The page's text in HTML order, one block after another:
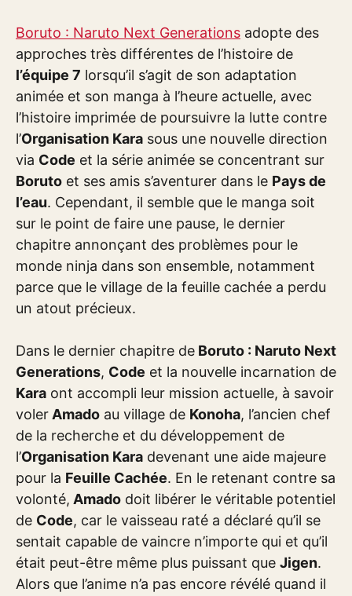
Boruto : Naruto Next Generations adopte des
approches très différentes de l’histoire de
l’équipe 7 lorsqu’il s’agit de son adaptation
animée et son manga à l’heure actuelle, avec
l’histoire imprimée de poursuivre la lutte contre
l’Organisation Kara sous une nouvelle direction
via Code et la série animée se concentrant sur
Boruto et ses amis s’aventurer dans le Pays de
l’eau. Cependant, il semble que le manga soit
sur le point de faire une pause, le dernier
chapitre annonçant des problèmes pour le
monde ninja dans son ensemble, notamment
parce que le village de la feuille cachée a perdu
un atout précieux.
Dans le dernier chapitre de Boruto : Naruto Next
Generations, Code et la nouvelle incarnation de
Kara ont accompli leur mission actuelle, à savoir
voler Amado au village de Konoha, l’ancien chef
de la recherche et du développement de
l’Organisation Kara devenant une aide majeure
pour la Feuille Cachée. En le retenant contre sa
volonté, Amado doit libérer le véritable potentiel
de Code, car le vaisseau raté a déclaré qu’il se
sentait capable de vaincre n’importe qui et qu’il
était peut-être même plus puissant que Jigen.
Alors que l’anime n’a pas encore révélé quand il